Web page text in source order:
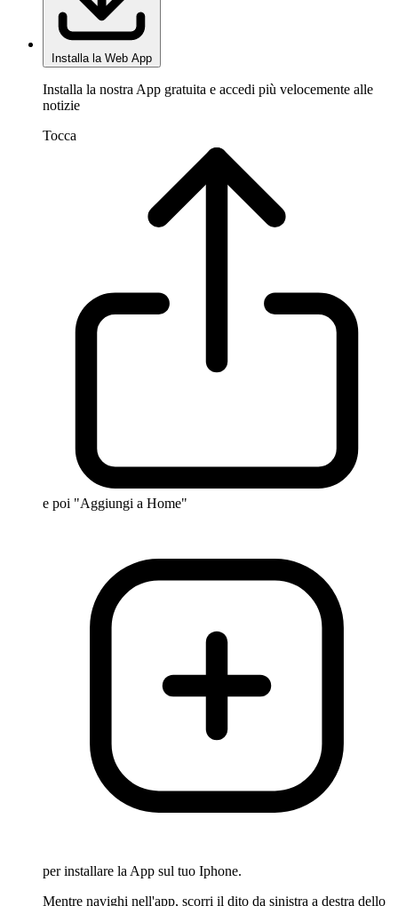
Installa la Web App
Installa la nostra App gratuita e accedi più velocemente alle
notizie
Tocca
e poi "Aggiungi a Home"
per installare la App sul tuo Iphone.
Mentre navighi nell'app, scorri il dito da sinistra a destra dello